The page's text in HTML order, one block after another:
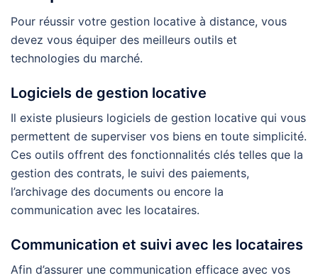
Pour réussir votre gestion locative à distance, vous
devez vous équiper des meilleurs outils et
technologies du marché.
Logiciels de gestion locative
Il existe plusieurs logiciels de gestion locative qui vous
permettent de superviser vos biens en toute simplicité.
Ces outils offrent des fonctionnalités clés telles que la
gestion des contrats, le suivi des paiements,
l’archivage des documents ou encore la
communication avec les locataires.
Communication et suivi avec les locataires
Afin d’assurer une communication efficace avec vos